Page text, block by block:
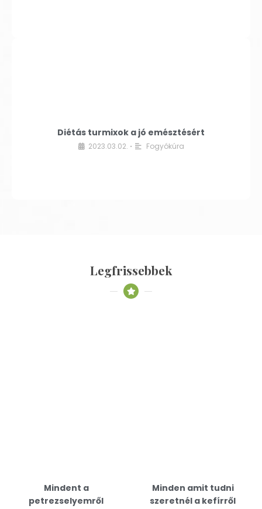
Diétás turmixok a jó emésztésért
2023.03.02. • Fogyókúra
Legfrissebbek
Mindent a
petrezselyemről
Minden amit tudni
szeretnél a kefírről